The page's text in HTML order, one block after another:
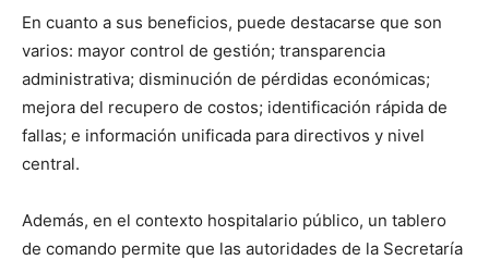
En cuanto a sus beneficios, puede destacarse que son
varios: mayor control de gestión; transparencia
administrativa; disminución de pérdidas económicas;
mejora del recupero de costos; identificación rápida de
fallas; e información unificada para directivos y nivel
central.
Además, en el contexto hospitalario público, un tablero
de comando permite que las autoridades de la Secretaría